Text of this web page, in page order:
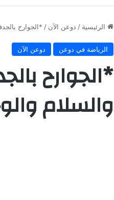
الرئيسية / دوعن الآن / *الجوارح
الرياضة في دوعن دوعن الآن
*الجوارح
والسلام